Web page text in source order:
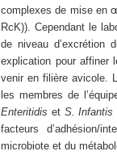
complexes de mise en
RcK)). Cependant le
de niveau d’excrétion
explication pour affiner
venir en filière avicole.
les membres de
Enteritidis et S. Infantis
facteurs d’adhésion/
microbiote et du